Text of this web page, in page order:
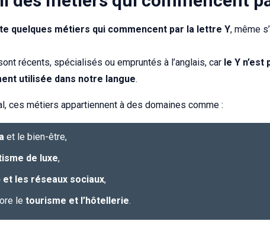
quelques métiers qui commencent par la lettre Y, même
récents, spécialisés ou empruntés à l’anglais, car le Y
utilisée dans notre langue.
ces métiers appartiennent à des domaines comme :
et le bien-être,
de luxe,
et les réseaux sociaux,
le tourisme et l’hôtellerie.